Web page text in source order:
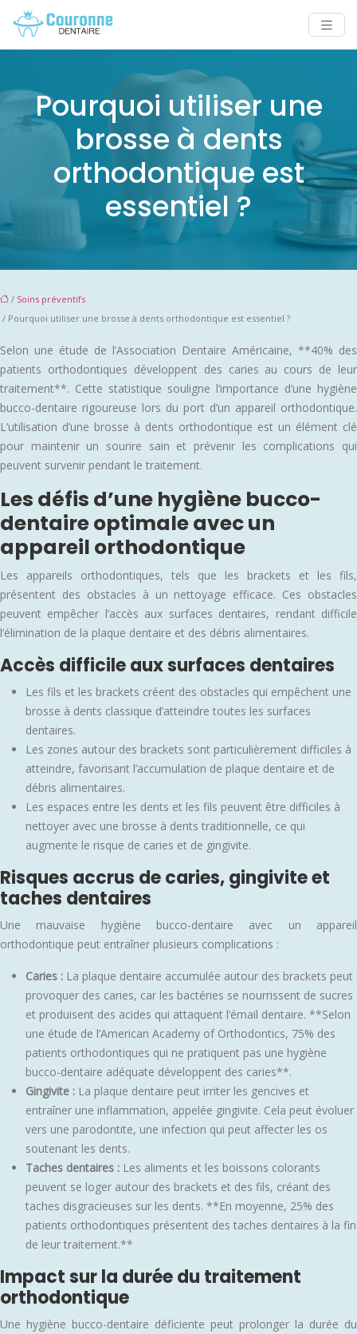
Pourquoi utiliser une
brosse à dents
orthodontique est
essentiel ?
/ Soins préventifs
/ Pourquoi utiliser une brosse à dents orthodontique est essentiel ?
Selon une étude de l’Association Dentaire Américaine, **40% des
patients orthodontiques développent des caries au cours de leur
traitement**. Cette statistique souligne l’importance d’une hygiène
bucco-dentaire rigoureuse lors du port d’un appareil orthodontique.
L’utilisation d’une brosse à dents orthodontique est un élément clé
pour maintenir un sourire sain et prévenir les complications qui
peuvent survenir pendant le traitement.
Les défis d’une hygiène bucco-
dentaire optimale avec un
appareil orthodontique
Les appareils orthodontiques, tels que les brackets et les fils,
présentent des obstacles à un nettoyage efficace. Ces obstacles
peuvent empêcher l’accès aux surfaces dentaires, rendant difficile
l’élimination de la plaque dentaire et des débris alimentaires.
Accès difficile aux surfaces dentaires
Les fils et les brackets créent des obstacles qui empêchent une
brosse à dents classique d’atteindre toutes les surfaces
dentaires.
Les zones autour des brackets sont particulièrement difficiles à
atteindre, favorisant l’accumulation de plaque dentaire et de
débris alimentaires.
Les espaces entre les dents et les fils peuvent être difficiles à
nettoyer avec une brosse à dents traditionnelle, ce qui
augmente le risque de caries et de gingivite.
Risques accrus de caries, gingivite et
taches dentaires
Une mauvaise hygiène bucco-dentaire avec un appareil
orthodontique peut entraîner plusieurs complications :
Caries : La plaque dentaire accumulée autour des brackets peut
provoquer des caries, car les bactéries se nourrissent de sucres
et produisent des acides qui attaquent l’émail dentaire. **Selon
une étude de l’American Academy of Orthodontics, 75% des
patients orthodontiques qui ne pratiquent pas une hygiène
bucco-dentaire adéquate développent des caries**.
Gingivite : La plaque dentaire peut irriter les gencives et
entraîner une inflammation, appelée gingivite. Cela peut évoluer
vers une parodontite, une infection qui peut affecter les os
soutenant les dents.
Taches dentaires : Les aliments et les boissons colorants
peuvent se loger autour des brackets et des fils, créant des
taches disgracieuses sur les dents. **En moyenne, 25% des
patients orthodontiques présentent des taches dentaires à la fin
de leur traitement.**
Impact sur la durée du traitement
orthodontique
Une hygiène bucco-dentaire déficiente peut prolonger la durée du